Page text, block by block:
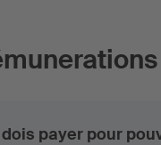
payer pour